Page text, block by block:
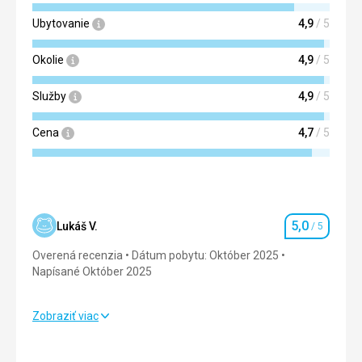
Ubytovanie 4,9 / 5
Okolie 4,9 / 5
Služby 4,9 / 5
Cena 4,7 / 5
Lukáš V. Hodnotenie
5,0 / 5
Overená recenzia
Dátum pobytu: Október 2025
Napísané Október 2025
Zobraziť viac